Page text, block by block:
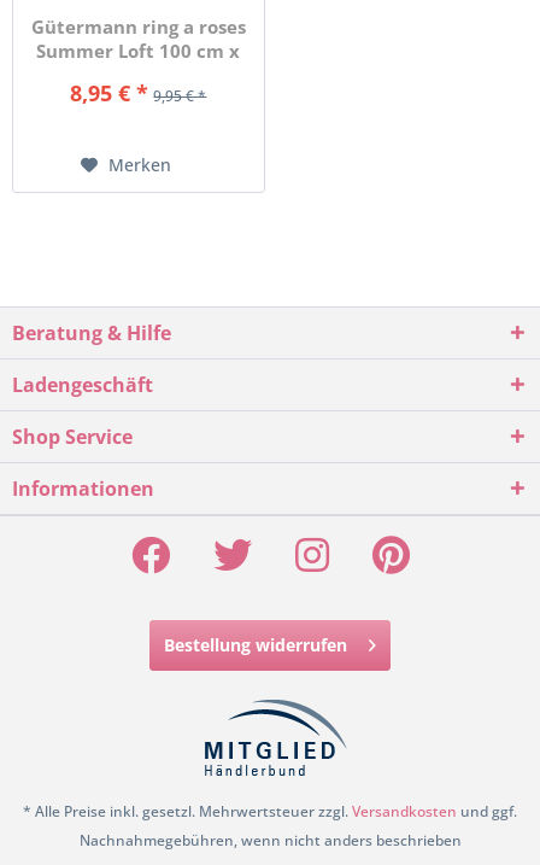
Gütermann ring a roses
Summer Loft 100 cm x
8,95 € * 9,95 € *
Merken
Beratung & Hilfe
Ladengeschäft
Shop Service
Informationen
Bestellung widerrufen
* Alle Preise inkl. gesetzl. Mehrwertsteuer zzgl.Versandkosten und ggf.
Nachnahmegebühren, wenn nicht anders beschrieben